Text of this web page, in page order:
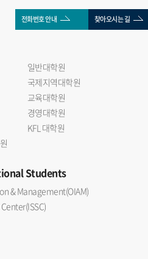
전화번호 안내 찾아오시는 길
일반대학원
국제지역대학원
교육대학원
경영대학원
KFL 대학원
Students
& Management(OIAM)